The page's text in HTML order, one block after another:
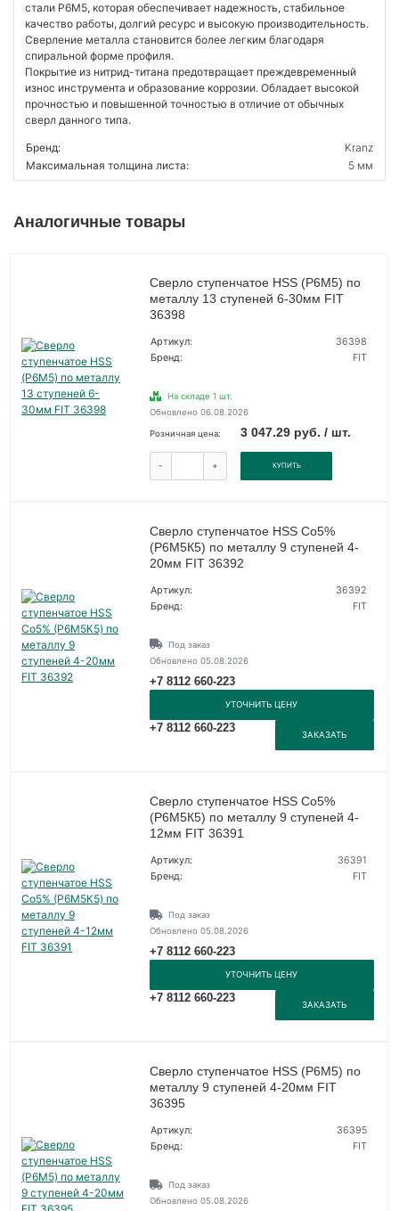
стали Р6М5, которая обеспечивает надежность, стабильное
качество работы, долгий ресурс и высокую производительность.
Сверление металла становится более легким благодаря
спиральной форме профиля.
Покрытие из нитрид-титана предотвращает преждевременный
износ инструмента и образование коррозии. Обладает высокой
прочностью и повышенной точностью в отличие от обычных
сверл данного типа.
Бренд:
Kranz
Максимальная толщина листа:
5 мм
Аналогичные товары
Сверло ступенчатое HSS (Р6М5) по
металлу 13 ступеней 6-30мм FIT
36398
Артикул:
36398
Бренд:
FIT
На складе 1 шт.
Обновлено 06.08.2026
Розничная цена: 3 047.29 руб. / шт.
- + КУПИТЬ
Сверло ступенчатое HSS Co5%
(Р6М5К5) по металлу 9 ступеней 4-
20мм FIT 36392
Артикул:
36392
Бренд:
FIT
Под заказ
Обновлено 05.08.2026
+7 8112 660-223
УТОЧНИТЬ ЦЕНУ
+7 8112 660-223
ЗАКАЗАТЬ
Сверло ступенчатое HSS Co5%
(Р6М5К5) по металлу 9 ступеней 4-
12мм FIT 36391
Артикул:
36391
Бренд:
FIT
Под заказ
Обновлено 05.08.2026
+7 8112 660-223
УТОЧНИТЬ ЦЕНУ
+7 8112 660-223
ЗАКАЗАТЬ
Сверло ступенчатое HSS (Р6М5) по
металлу 9 ступеней 4-20мм FIT
36395
Артикул:
36395
Бренд:
FIT
Под заказ
Обновлено 05.08.2026